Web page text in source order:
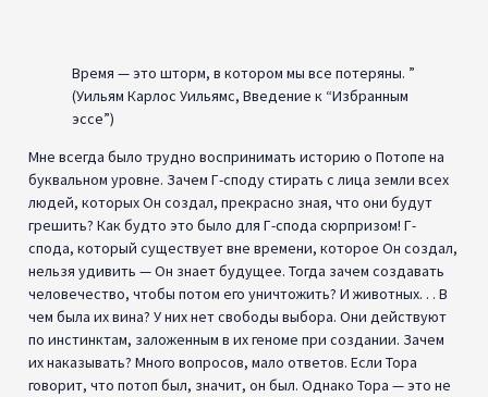
Время — это шторм, в котором мы все потеряны. ”
(Уильям Карлос Уильямс, Введение к “Избранным
эссе”)
Мне всегда было трудно воспринимать историю о Потопе на
буквальном уровне. Зачем Г-споду стирать с лица земли всех
людей, которых Он создал, прекрасно зная, что они будут
грешить? Как будто это было для Г-спода сюрпризом! Г-
спода, который существует вне времени, которое Он создал,
нельзя удивить — Он знает будущее. Тогда зачем создавать
человечество, чтобы потом его уничтожить? И животных. . . В
чем была их вина? У них нет свободы выбора. Они действуют
по инстинктам, заложенным в их геноме при создании. Зачем
их наказывать? Много вопросов, мало ответов. Если Тора
говорит, что потоп был, значит, он был. Однако Тора — это не